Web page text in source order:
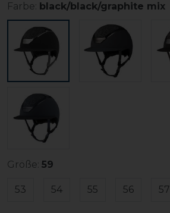
Farbe: black/black/graphite mix
Größe: 59
53 54 55 56 57